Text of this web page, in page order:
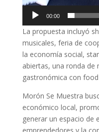
00:00
La propuesta incluyó
musicales, feria de
la economía social,
abiertas, una ronda de
gastronómica con
Morón Se Muestra
económico local,
generar un espacio de